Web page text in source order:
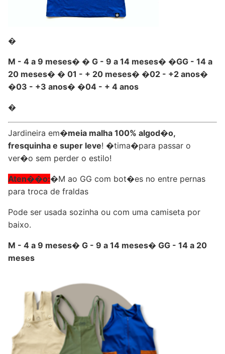
�
M - 4 a 9 meses� � G - 9 a 14 meses� �GG - 14 a
20 meses� � 01 - + 20 meses� �02 - +2 anos�
�03 - +3 anos� �04 - + 4 anos
�
Jardineira em�meia malha 100% algod�o,
fresquinha e super leve! �tima�para passar o
ver�o sem perder o estilo!
Aten��o:�M ao GG com bot�es no entre pernas
para troca de fraldas
Pode ser usada sozinha ou com uma camiseta por
baixo.
M - 4 a 9 meses� G - 9 a 14 meses� GG - 14 a 20
meses